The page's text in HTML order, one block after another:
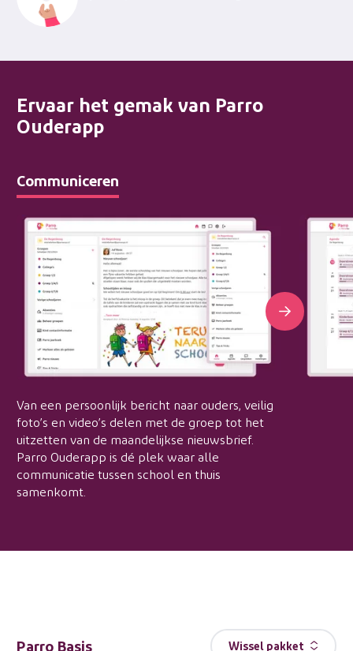
Ervaar het gemak van Parro
Ouderapp
Communiceren
Van een persoonlijk bericht naar ouders, veilig
foto’s en video’s delen met de groep tot het
uitzetten van de maandelijkse nieuwsbrief.
Parro Ouderapp is dé plek waar alle
communicatie tussen school en thuis
samenkomt.
Wissel pakket
Parro Basis